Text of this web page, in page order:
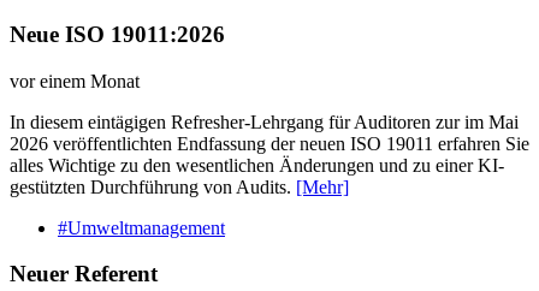
Neue ISO 19011:2026
vor einem Monat
In diesem eintägigen Refresher-Lehrgang für Auditoren zur im Mai
2026 veröffentlichten Endfassung der neuen ISO 19011 erfahren Sie
alles Wichtige zu den wesentlichen Änderungen und zu einer KI-
gestützten Durchführung von Audits. [Mehr]
#Umweltmanagement
Neuer Referent